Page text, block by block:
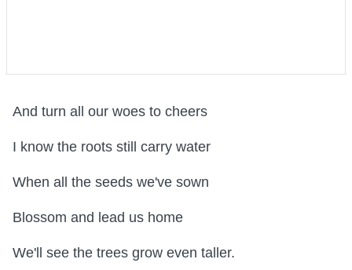
And turn all our woes to cheers
I know the roots still carry water
When all the seeds we've sown
Blossom and lead us home
We'll see the trees grow even taller.